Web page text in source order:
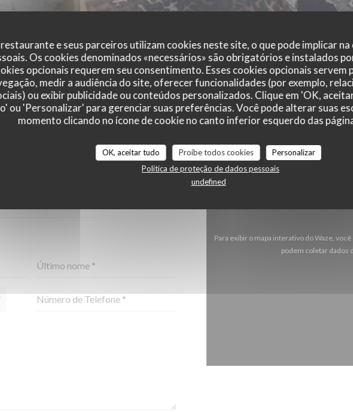
e seus parceiros utilizam cookies neste site, o que pode implicar
Os cookies denominados «necessários» são obrigatórios e instalados
opcionais requerem seu consentimento. Esses cookies opcionais servem
medir a audiência do site, oferecer funcionalidades (por exemplo,
ou exibir publicidade ou conteúdos personalizados. Clique em 'OK,
ou 'Personalizar' para gerenciar suas preferências. Você pode alterar suas
momento clicando no ícone de cookie no canto inferior esquerdo das
OK, aceitar tudo Proíbe todos cookies
Personalizar
Política de proteção de dados pessoais
undefined
CONTACTAR-NOS ?
FORMULÁRIO ABAIXO!
Para exibir o mapa interativo do Waze,
podem coletar dados